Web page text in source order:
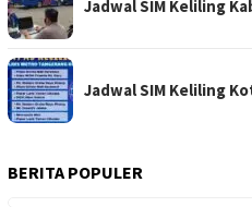
Jadwal SIM Keliling
Jadwal SIM Keliling
BERITA POPULER